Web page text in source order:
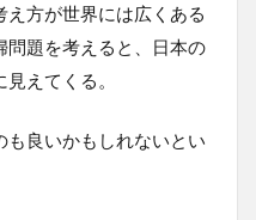
方が世界には広くある
問題を考えると、日本の
えてくる。
も良いかもしれないとい